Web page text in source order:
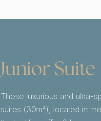
Junior Suite
These luxurious and ultra-
suites (30m²), located in